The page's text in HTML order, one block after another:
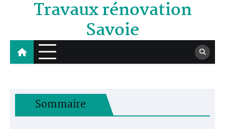
Travaux rénovation
Savoie
Sommaire